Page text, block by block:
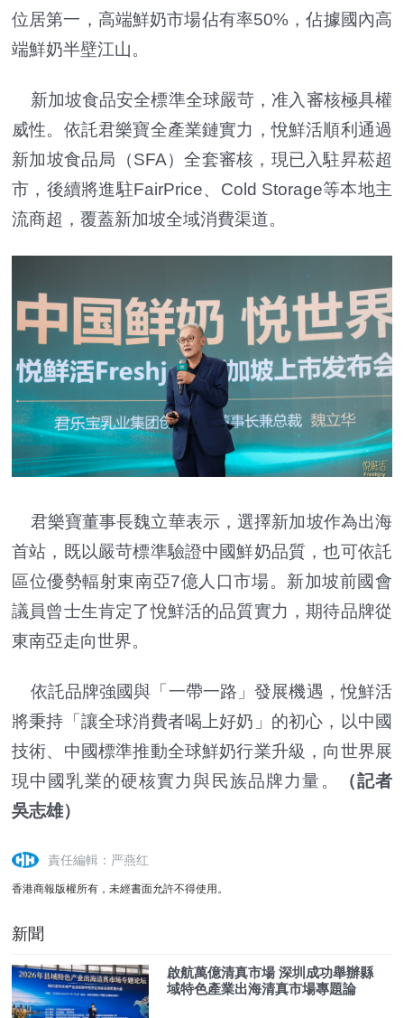
位居第一，高端鮮奶市場佔有率50%，佔據國內高
端鮮奶半壁江山。
新加坡食品安全標準全球嚴苛，准入審核極具權
威性。依託君樂寶全產業鏈實力，悅鮮活順利通過
新加坡食品局（SFA）全套審核，現已入駐昇菘超
市，後續將進駐FairPrice、Cold Storage等本地主
流商超，覆蓋新加坡全域消費渠道。
君樂寶董事長魏立華表示，選擇新加坡作為出海
首站，既以嚴苛標準驗證中國鮮奶品質，也可依託
區位優勢輻射東南亞7億人口市場。新加坡前國會
議員曾士生肯定了悅鮮活的品質實力，期待品牌從
東南亞走向世界。
依託品牌強國與「一帶一路」發展機遇，悅鮮活
將秉持「讓全球消費者喝上好奶」的初心，以中國
技術、中國標準推動全球鮮奶行業升級，向世界展
現中國乳業的硬核實力與民族品牌力量。
（記者
吳志雄）
責任編輯：严燕红
香港商報版權所有，未經書面允許不得使用。
新聞
啟航萬億清真市場 深圳成功舉辦縣
域特色產業出海清真市場專題論